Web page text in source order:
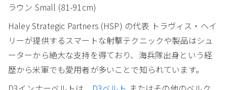
ラウン Small (81-91cm)
Haley Strategic Partners (HSP) の代表 トラヴィス・ヘイ
リーが提供するスマートな射撃テクニックや製品はシュ
ーターから絶大な支持を得ており、海兵隊出身という経
歴から米軍でも愛用者が多いことで知られています。